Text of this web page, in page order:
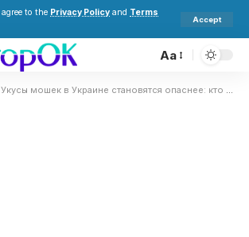
to the Privacy Policy and Terms
Accept
Aa
Укусы мошек в Украине становятся опаснее: кто в группе риска и когда идти к врачу